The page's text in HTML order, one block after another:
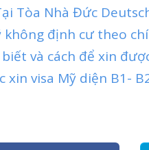
Tòa Nhà Đức
không định cư theo
và cách để xin
xin visa Mỹ diện B1-